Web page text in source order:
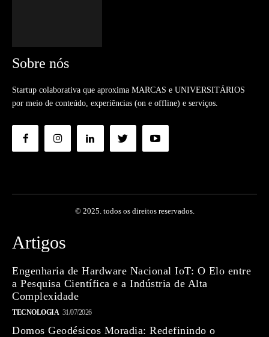
Sobre nós
Startup colaborativa que aproxima MARCAS e UNIVERSITÁRIOS
por meio de conteúdo, experiências (on e offline) e serviços.
© 2025. todos os direitos reservados.
Artigos
Engenharia de Hardware Nacional IoT: O Elo entre
a Pesquisa Científica e a Indústria de Alta
Complexidade
TECNOLOGIA 31/07/2026
Domos Geodésicos Moradia: Redefinindo o